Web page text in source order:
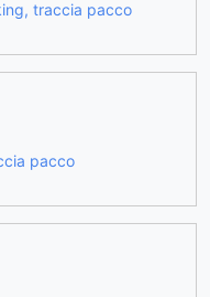
traccia pacco
pacco